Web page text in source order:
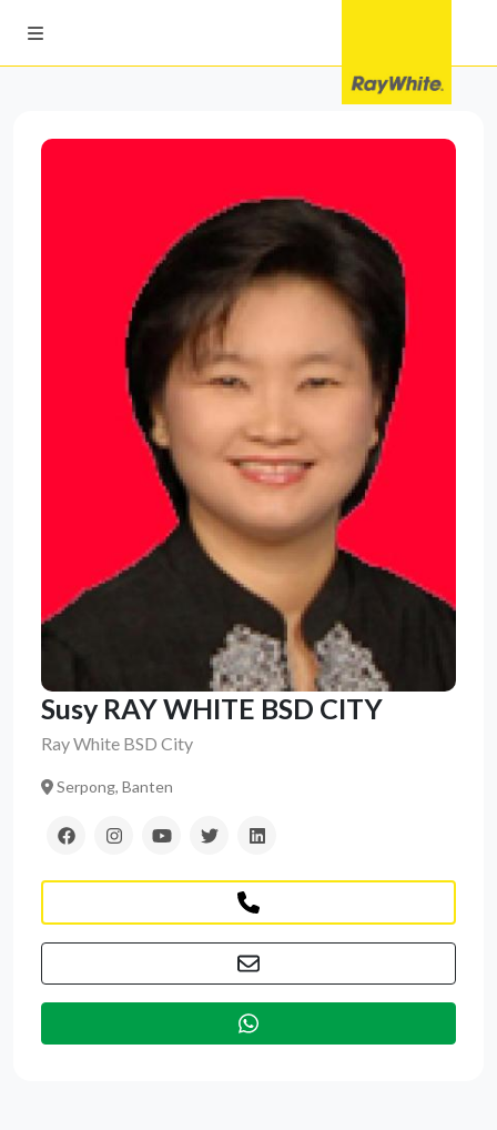
Susy RAY WHITE BSD CITY
Ray White BSD City
Serpong, Banten